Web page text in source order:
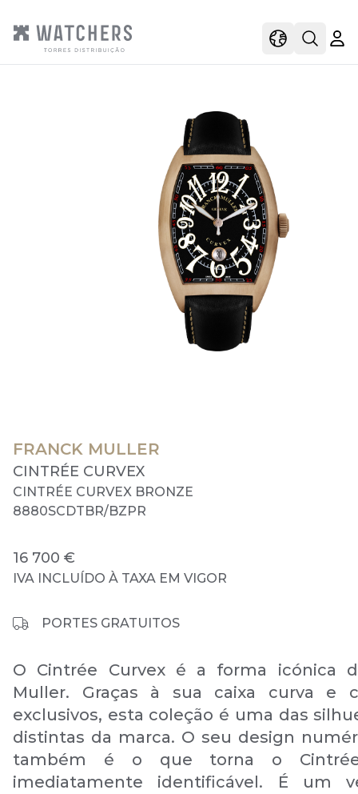
viewOpen
FRANCK MULLER
CINTRÉE CURVEX
CINTRÉE CURVEX BRONZE
8880SCDTBR/BZPR
16 700 €
IVA INCLUÍDO À TAXA EM VIGOR
PORTES GRATUITOS
O Cintrée Curvex é a forma icónica
Muller. Graças à sua caixa curva e
exclusivos, esta coleção é uma das
distintas da marca. O seu design
também é o que torna o Cintrée
imediatamente identificável. É um